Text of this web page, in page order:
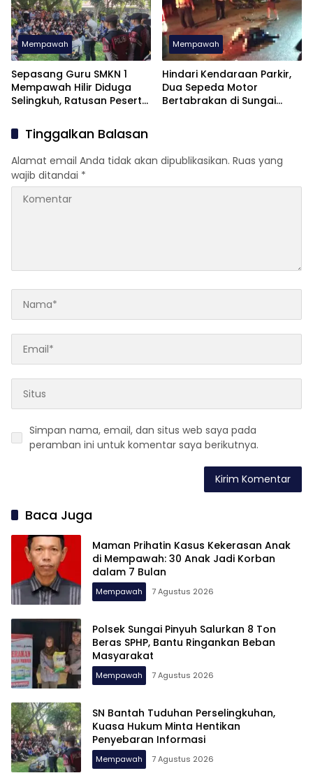
Mempawah
Sepasang Guru SMKN 1
Mempawah Hilir Diduga
Selingkuh, Ratusan Peserta
Mempawah
Hindari Kendaraan Parkir,
Dua Sepeda Motor
Bertabrakan di Sungai
Tinggalkan Balasan
Alamat email Anda tidak akan dipublikasikan. Ruas yang
wajib ditandai *
Simpan nama, email, dan situs web saya pada
peramban ini untuk komentar saya berikutnya.
Baca Juga
Maman Prihatin Kasus Kekerasan Anak
di Mempawah: 30 Anak Jadi Korban
dalam 7 Bulan
Mempawah 7 Agustus 2026
Polsek Sungai Pinyuh Salurkan 8 Ton
Beras SPHP, Bantu Ringankan Beban
Masyarakat
Mempawah 7 Agustus 2026
SN Bantah Tuduhan Perselingkuhan,
Kuasa Hukum Minta Hentikan
Penyebaran Informasi
Mempawah 7 Agustus 2026